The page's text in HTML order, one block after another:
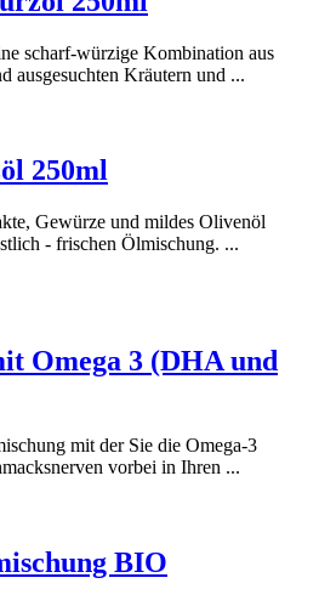
scharf-würzige Kombination aus
ausgesuchten Kräutern und ...
250ml
Gewürze und mildes Olivenöl
- frischen Ölmischung. ...
Omega 3 (DHA und
mit der Sie die Omega-3
vorbei in Ihren ...
BIO